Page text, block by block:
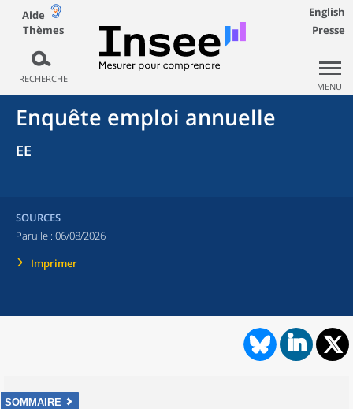
Aide
Thèmes
RECHERCHE
English
Presse
MENU
Enquête emploi annuelle
EE
SOURCES
Paru le : 06/08/2026
Imprimer
SOMMAIRE